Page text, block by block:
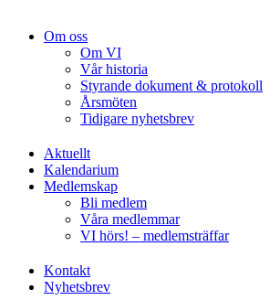
Om oss
Om VI
Vår historia
Styrande dokument & protokoll
Årsmöten
Tidigare nyhetsbrev
Aktuellt
Kalendarium
Medlemskap
Bli medlem
Våra medlemmar
VI hörs! – medlemsträffar
Kontakt
Nyhetsbrev